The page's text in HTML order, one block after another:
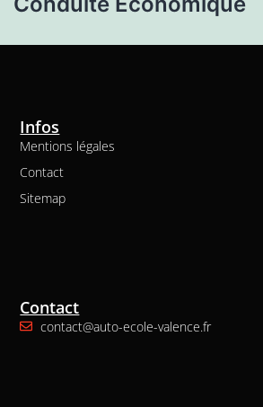
Infos
Mentions légales
Contact
Sitemap
Contact
contact@auto-ecole-valence.fr